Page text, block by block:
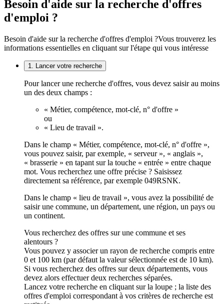
Besoin d'aide sur la recherche d'offres
d'emploi ?
Besoin d'aide sur la recherche d'offres d'emploi ?Vous trouverez les
informations essentielles en cliquant sur l'étape qui vous intéresse
1. Lancer votre recherche
Pour lancer une recherche d'offres, vous devez saisir au moins
un des deux champs :
« Métier, compétence, mot-clé, n° d'offre »
ou
« Lieu de travail ».
Dans le champ « Métier, compétence, mot-clé, n° d'offre »,
vous pouvez saisir, par exemple, « serveur », « anglais »,
« brasserie » en tapant sur la touche « entrée » entre chaque
mot. Vous recherchez une offre précise ? Saisissez
directement sa référence, par exemple 049RSNK.
Dans le champ « lieu de travail », vous avez la possibilité de
saisir une commune, un département, une région, un pays ou
un continent.
Vous recherchez des offres sur une commune et ses
alentours ?
Vous pouvez y associer un rayon de recherche compris entre
0 et 100 km (par défaut la valeur sélectionnée est de 10 km).
Si vous recherchez des offres sur deux départements, vous
devez alors effectuer deux recherches séparées.
Lancez votre recherche en cliquant sur la loupe ; la liste des
offres d'emploi correspondant à vos critères de recherche est